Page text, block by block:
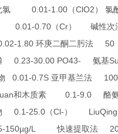
氯 0.01-1.00 （ClO2 ） 氯
0.70 （Cr） 碱性次
1.80 环庚二酮二肟法 50
0.23-30.00 PO43- 氨基
0.01-0.7S 亚甲基兰法 100
和木质素 0.1-9.0 酪
0.1-25.0 （Cl- ）
150µg/L快速提取法